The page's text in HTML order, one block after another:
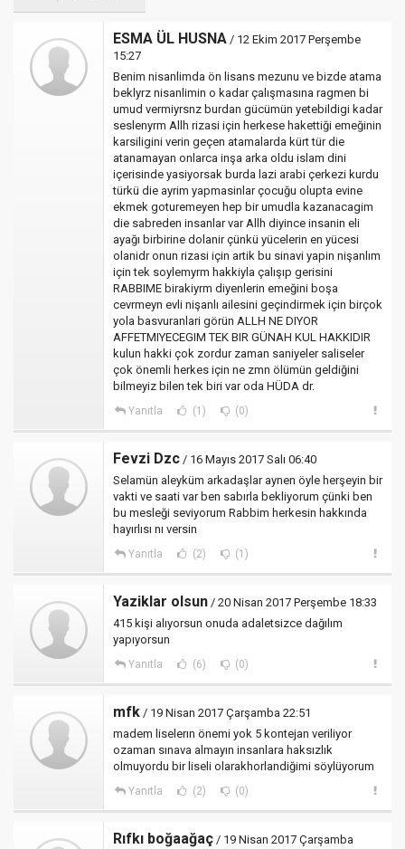
ESMA ÜL HUSNA / 12 Ekim 2017 Perşembe
15:27
Benim nisanlimda ön lisans mezunu ve bizde atama
beklyrz nisanlimin o kadar çalışmasına ragmen bi
umud vermiyrsnz burdan gücümün yetebildigi kadar
seslenyrm Allh rizasi için herkese hakettiği emeğinin
karsiligini verin geçen atamalarda kürt tür die
atanamayan onlarca inşa arka oldu islam dini
içerisinde yasiyorsak burda lazi arabi çerkezi kurdu
türkü die ayrim yapmasinlar çocuğu olupta evine
ekmek goturemeyen hep bir umudla kazanacagim
die sabreden insanlar var Allh diyince insanin eli
ayağı birbirine dolanir çünkü yücelerin en yücesi
olanidr onun rizasi için artik bu sinavi yapin nişanlım
için tek soylemyrm hakkiyla çalışıp gerisini
RABBIME birakiyrm diyenlerin emeğini boşa
cevrmeyn evli nişanlı ailesini geçindirmek için birçok
yola basvuranlari görün ALLH NE DIYOR
AFFETMIYECEGIM TEK BIR GÜNAH KUL HAKKIDIR
kulun hakki çok zordur zaman saniyeler saliseler
çok önemli herkes için ne zmn ölümün geldiğini
bilmeyiz bilen tek biri var oda HÜDA dr.
Yanıtla (1) (0)
Fevzi Dzc / 16 Mayıs 2017 Salı 06:40
Selamün aleyküm arkadaşlar aynen öyle herşeyin​ bir
vakti ve saati var ben sabırla bekliyorum çünki ben
bu mesleği seviyorum Rabbim herkesin hakkında
hayırlısı nı versin
Yanıtla (2) (1)
Yaziklar olsun / 20 Nisan 2017 Perşembe 18:33
415 kişi alıyorsun onuda adaletsizce dağılım
yapıyorsun
Yanıtla (6) (0)
mfk / 19 Nisan 2017 Çarşamba 22:51
madem liselerın önemi yok 5 kontejan veriliyor
ozaman sınava almayın insanlara haksızlık
olmuyordu bir liseli olarakhorlandiğimi söylüyorum
Yanıtla (2) (0)
Rıfkı boğaağaç / 19 Nisan 2017 Çarşamba